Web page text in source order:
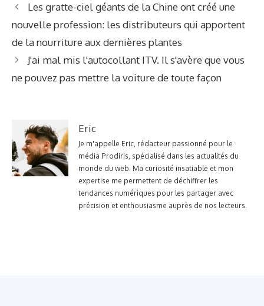
Les gratte-ciel géants de la Chine ont créé une
nouvelle profession: les distributeurs qui apportent
de la nourriture aux dernières plantes
J'ai mal mis l'autocollant ITV. Il s'avère que vous
ne pouvez pas mettre la voiture de toute façon
Eric
Je m'appelle Eric, rédacteur passionné pour le
média Prodiris, spécialisé dans les actualités du
monde du web. Ma curiosité insatiable et mon
expertise me permettent de déchiffrer les
tendances numériques pour les partager avec
précision et enthousiasme auprès de nos lecteurs.